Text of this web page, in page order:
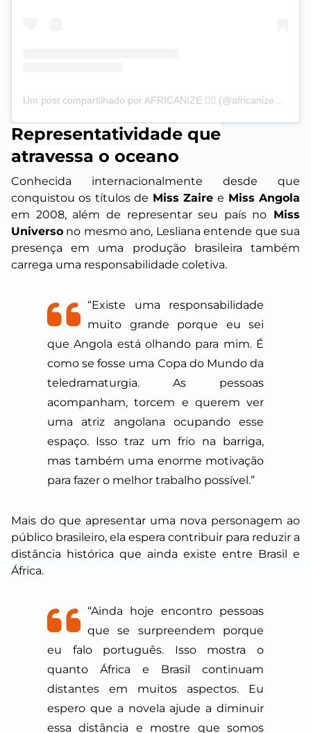
Representatividade que
atravessa o oceano
Conhecida internacionalmente desde que
conquistou os títulos de Miss Zairee Miss Angola
em 2008, além de representar seu país no Miss
Universo no mesmo ano, Lesliana entende que sua
presença em uma produção brasileira também
carrega uma responsabilidade coletiva.
“Existe uma responsabilidade
muito grande porque eu sei
que Angola está olhando para mim. É
como se fosse uma Copa do Mundo da
teledramaturgia. As pessoas
acompanham, torcem e querem ver
uma atriz angolana ocupando esse
espaço. Isso traz um frio na barriga,
mas também uma enorme motivação
para fazer o melhor trabalho possível.”
Mais do que apresentar uma nova personagem ao
público brasileiro, ela espera contribuir para reduzir a
distância histórica que ainda existe entre Brasil e
África.
“Ainda hoje encontro pessoas
que se surpreendem porque
eu falo português. Isso mostra o
quanto África e Brasil continuam
distantes em muitos aspectos. Eu
espero que a novela ajude a diminuir
essa distância e mostre que somos